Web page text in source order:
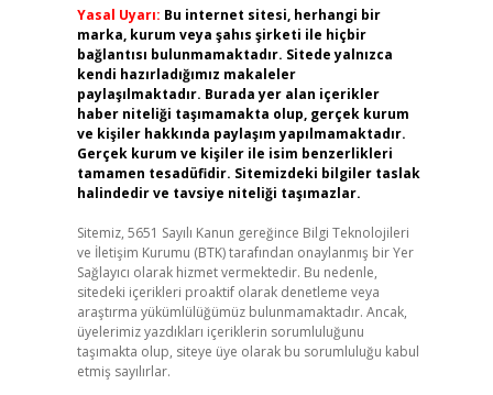
Yasal Uyarı: Bu internet sitesi, herhangi bir
marka, kurum veya şahıs şirketi ile hiçbir
bağlantısı bulunmamaktadır. Sitede yalnızca
kendi hazırladığımız makaleler
paylaşılmaktadır. Burada yer alan içerikler
haber niteliği taşımamakta olup, gerçek kurum
ve kişiler hakkında paylaşım yapılmamaktadır.
Gerçek kurum ve kişiler ile isim benzerlikleri
tamamen tesadüfidir. Sitemizdeki bilgiler taslak
halindedir ve tavsiye niteliği taşımazlar.
Sitemiz, 5651 Sayılı Kanun gereğince Bilgi Teknolojileri
ve İletişim Kurumu (BTK) tarafından onaylanmış bir Yer
Sağlayıcı olarak hizmet vermektedir. Bu nedenle,
sitedeki içerikleri proaktif olarak denetleme veya
araştırma yükümlülüğümüz bulunmamaktadır. Ancak,
üyelerimiz yazdıkları içeriklerin sorumluluğunu
taşımakta olup, siteye üye olarak bu sorumluluğu kabul
etmiş sayılırlar.